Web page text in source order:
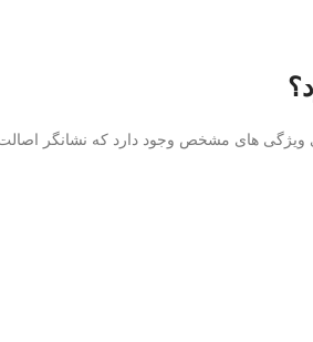
ویژگی های مشخص وجود دارد که نشانگر